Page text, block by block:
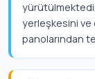
yerleşkesini ve
panolarından